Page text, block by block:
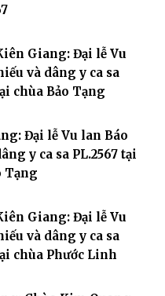
Giang: Đại lễ Vu
và dâng y ca sa
chùa Bảo Tạng
Đại lễ Vu lan Báo
y ca sa PL.2567 tại
Tạng
Giang: Đại lễ Vu
và dâng y ca sa
chùa Phước Linh